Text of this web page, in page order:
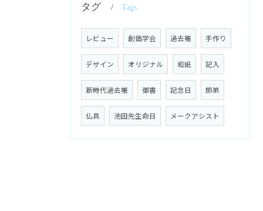
タグ Tags
レビュー 創価学会 過去帳 手作り
デザイン オリジナル 和紙 記入
新時代過去帳 御書 記念日 師弟
仏具 池田先生命日 メークアシスト